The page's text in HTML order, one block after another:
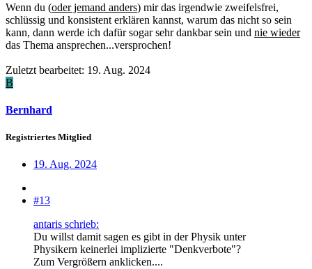
Wenn du (oder jemand anders) mir das irgendwie zweifelsfrei,
schlüssig und konsistent erklären kannst, warum das nicht so sein
kann, dann werde ich dafür sogar sehr dankbar sein und nie wieder
das Thema ansprechen...versprochen!
Zuletzt bearbeitet: 19. Aug. 2024
B
Bernhard
Registriertes Mitglied
19. Aug. 2024
#13
antaris schrieb:
Du willst damit sagen es gibt in der Physik unter
Physikern keinerlei implizierte "Denkverbote"?
Zum Vergrößern anklicken....